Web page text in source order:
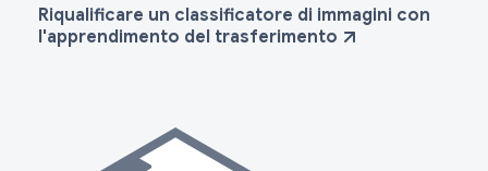
Riqualificare un classificatore di immagini con
l'apprendimento del trasferimento